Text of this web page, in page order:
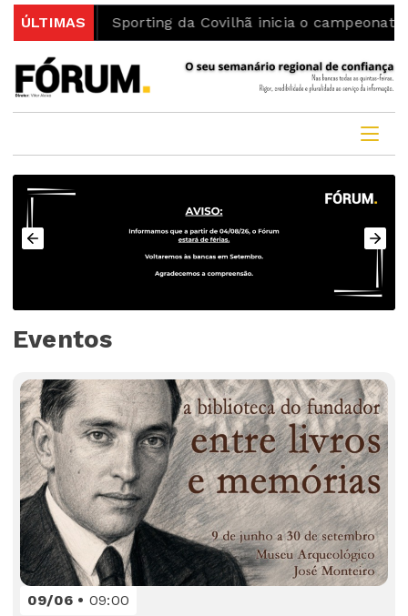
ÚLTIMAS
Interior Sporting da Covilhã inicia o campeonato
Eventos
09/06 09:00